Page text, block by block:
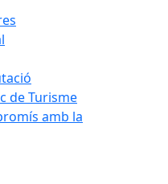
de Turisme
amb la